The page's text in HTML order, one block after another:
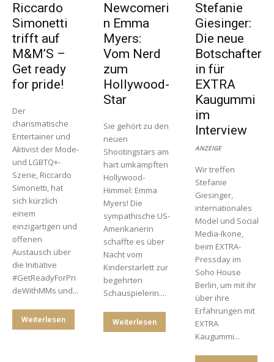
Riccardo
Simonetti
trifft auf
M&M’S –
Get ready
for pride!
Der
charismatische
Entertainer und
Aktivist der Mode-
und LGBTQ+-
Szene, Riccardo
Simonetti, hat
sich kürzlich
einem
einzigartigen und
offenen
Austausch über
die Initiative
#GetReadyForPri
deWithMMs und...
Weiterlesen
Newcomeri
n Emma
Myers:
Vom Nerd
zum
Hollywood-
Star
Sie gehört zu den
neuen
Shootingstars am
hart umkämpften
Hollywood-
Himmel: Emma
Myers! Die
sympathische US-
Amerikanerin
schaffte es über
Nacht vom
Kinderstarlett zur
begehrten
Schauspielerin....
Weiterlesen
Stefanie
Giesinger:
Die neue
Botschafter
in für
EXTRA
Kaugummi
im
Interview
ANZEIGE
Wir treffen
Stefanie
Giesinger,
internationales
Model und Social
Media-Ikone,
beim EXTRA-
Pressday im
Soho House
Berlin, um mit ihr
über ihre
Erfahrungen mit
EXTRA
Kaugummi...